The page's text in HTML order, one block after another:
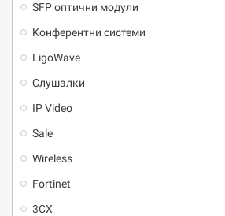
SFP оптични модули
Kонферентни системи
LigoWave
Слушалки
IP Video
Sale
Wireless
Fortinet
3CX